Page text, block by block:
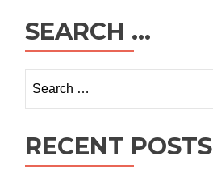
SEARCH …
for:
RECENT POSTS